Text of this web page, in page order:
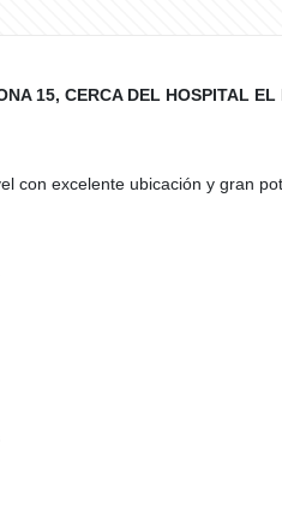
15, CERCA DEL HOSPITAL EL
con excelente ubicación y gran